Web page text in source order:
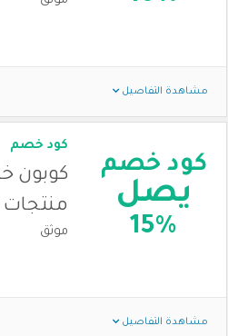
مشاهدة التفاصيل
كود خصم
يصل
15%
كود خصم
موثق
مشاهدة التفاصيل